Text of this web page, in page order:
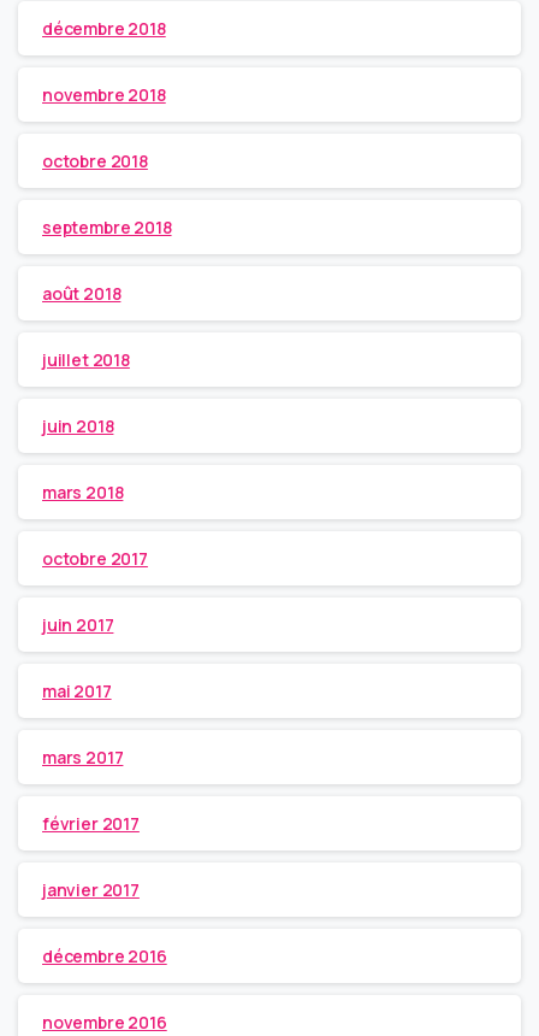
décembre 2018
novembre 2018
octobre 2018
septembre 2018
août 2018
juillet 2018
juin 2018
mars 2018
octobre 2017
juin 2017
mai 2017
mars 2017
février 2017
janvier 2017
décembre 2016
novembre 2016